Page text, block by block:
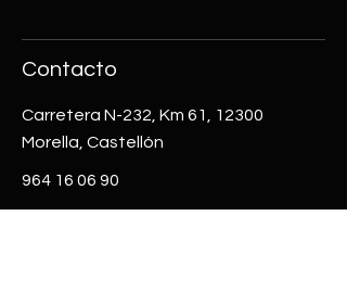
Contacto
Carretera N-232, Km 61, 12300
Morella, Castellón
964 16 06 90